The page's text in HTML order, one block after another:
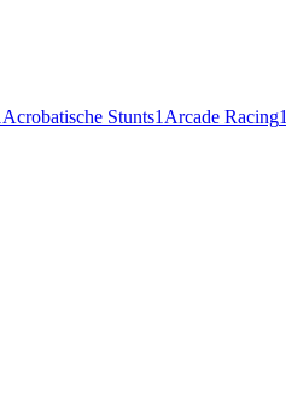
Acrobatische Stunts1 Arcade Racing1